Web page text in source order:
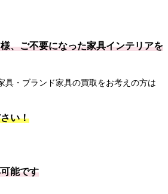
、ご不要になった家具インテリアを
具・ブランド家具の買取をお考えの方は
い！
能です